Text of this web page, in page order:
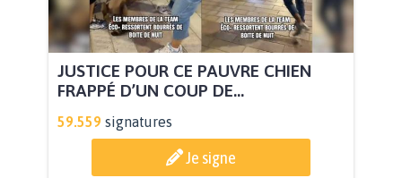
JUSTICE POUR CE PAUVRE CHIEN
FRAPPÉ D’UN COUP DE...
59.559 signatures
Je signe